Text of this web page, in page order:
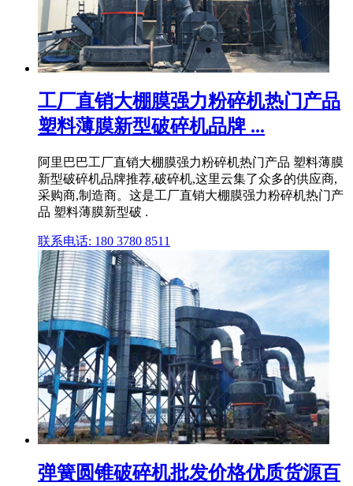
工厂直销大棚膜强力粉碎机热门产品
塑料薄膜新型破碎机品牌 ...
阿里巴巴工厂直销大棚膜强力粉碎机热门产品 塑料薄膜
新型破碎机品牌推荐,破碎机,这里云集了众多的供应商,
采购商,制造商。这是工厂直销大棚膜强力粉碎机热门产
品 塑料薄膜新型破 .
联系电话: 180 3780 8511
弹簧圆锥破碎机批发价格优质货源百